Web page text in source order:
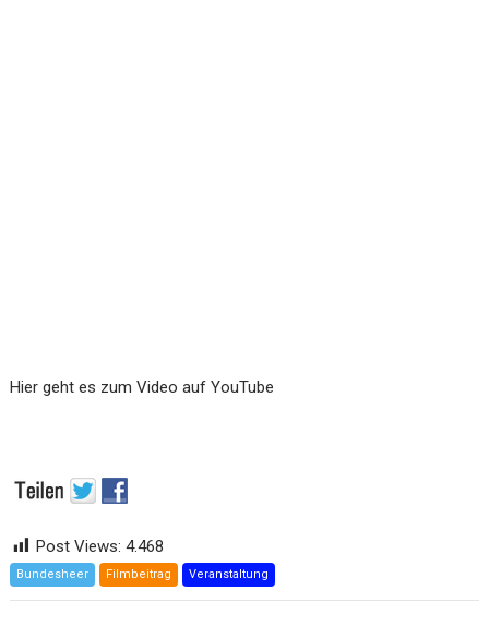
Hier geht es zum Video auf YouTube
Post Views: 4.468
Bundesheer Filmbeitrag Veranstaltung